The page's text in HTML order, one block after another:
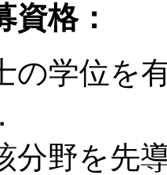
資格：
の学位を
分野を先